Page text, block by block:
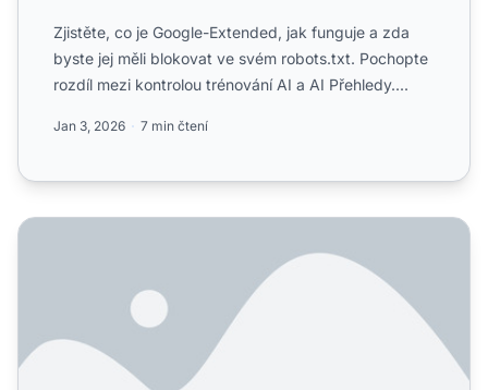
Zjistěte, co je Google-Extended, jak funguje a zda
byste jej měli blokovat ve svém robots.txt. Pochopte
rozdíl mezi kontrolou trénování AI a AI Přehledy....
Jan 3, 2026 7 min čtení
Jak povolit AI botům procházet váš web: Kompletní